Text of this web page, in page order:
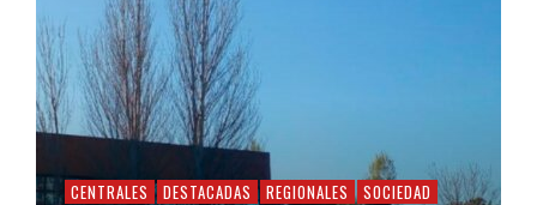
CENTRALES DESTACADAS REGIONALES SOCIEDAD